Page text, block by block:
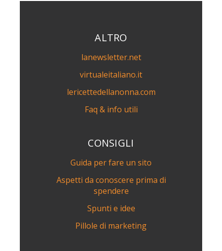
ALTRO
lanewsletter.net
virtualeitaliano.it
lericettedellanonna.com
Faq & info utili
CONSIGLI
Guida per fare un sito
Aspetti da conoscere prima di
spendere
Spunti e idee
Pillole di marketing